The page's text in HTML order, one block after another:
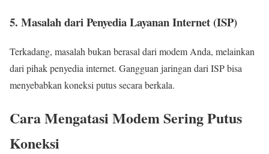
5. Masalah dari Penyedia Layanan Internet (ISP)
Terkadang, masalah bukan berasal dari modem Anda, melainkan
dari pihak penyedia internet. Gangguan jaringan dari ISP bisa
menyebabkan koneksi putus secara berkala.
Cara Mengatasi Modem Sering Putus
Koneksi